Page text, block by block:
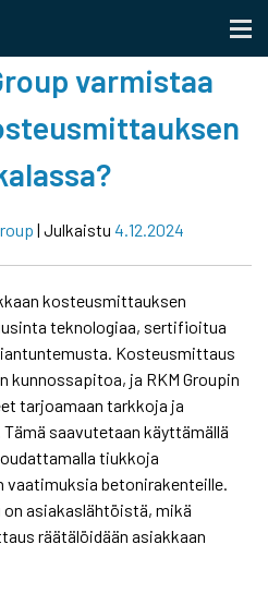
varmistaa
| Julkaistu 4.12.2024
kosteusmittauksen
teknologiaa, sertifioitua
Kosteusmittaus
kunnossapitoa, ja RKM Groupin
tarjoamaan tarkkoja ja
saavutetaan käyttämällä
tiukkoja
vaatimuksia betonirakenteille.
on asiakaslähtöistä, mikä
räätälöidään asiakkaan